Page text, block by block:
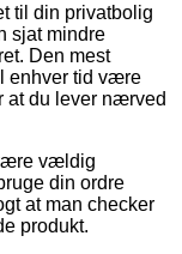
til din privatbolig
sjat mindre
Den mest
enhver tid være
at du lever nærved
vældig
din ordre
at man checker
produkt.